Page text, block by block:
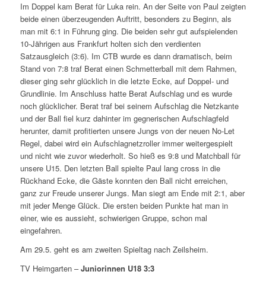
Im Doppel kam Berat für Luka rein. An der Seite von Paul zeigten
beide einen überzeugenden Auftritt, besonders zu Beginn, als
man mit 6:1 in Führung ging. Die beiden sehr gut aufspielenden
10-Jährigen aus Frankfurt holten sich den verdienten
Satzausgleich (3:6). Im CTB wurde es dann dramatisch, beim
Stand von 7:8 traf Berat einen Schmetterball mit dem Rahmen,
dieser ging sehr glücklich in die letzte Ecke, auf Doppel- und
Grundlinie. Im Anschluss hatte Berat Aufschlag und es wurde
noch glücklicher. Berat traf bei seinem Aufschlag die Netzkante
und der Ball fiel kurz dahinter im gegnerischen Aufschlagfeld
herunter, damit profitierten unsere Jungs von der neuen No-Let
Regel, dabei wird ein Aufschlagnetzroller immer weitergespielt
und nicht wie zuvor wiederholt. So hieß es 9:8 und Matchball für
unsere U15. Den letzten Ball spielte Paul lang cross in die
Rückhand Ecke, die Gäste konnten den Ball nicht erreichen,
ganz zur Freude unserer Jungs. Man siegt am Ende mit 2:1, aber
mit jeder Menge Glück. Die ersten beiden Punkte hat man in
einer, wie es aussieht, schwierigen Gruppe, schon mal
eingefahren.
Am 29.5. geht es am zweiten Spieltag nach Zeilsheim.
TV Heimgarten –Juniorinnen U18 3:3